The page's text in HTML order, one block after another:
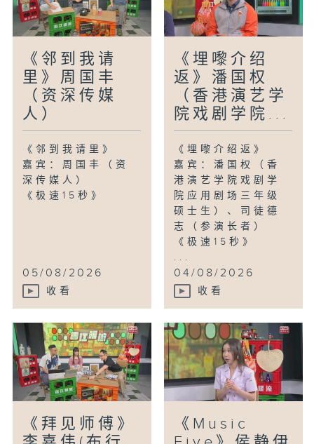
《邻到我请
里》周国丰
（资深传媒
人）
《邻到我请里》
嘉宾：周国丰（资
深传媒人）
《极速15秒》
05/08/2026
收看
《埋嚟介绍
返》潘国权
（香港演艺学
院戏剧学院...
《埋嚟介绍返》
嘉宾：潘国权（香
港演艺学院戏剧学
院应用剧场三年级
硕士生）、司徒德
志（参演长者）
《极速15秒》
...
04/08/2026
收看
《拜见师傅》
《Music